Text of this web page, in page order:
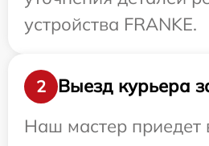
устройства FRANKE.
2
Выезд курьера
Наш мастер приедет